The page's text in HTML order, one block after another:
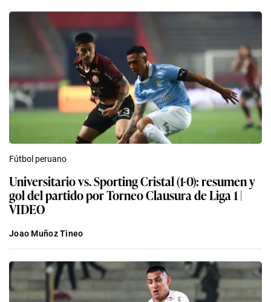
Fútbol peruano
Universitario vs. Sporting Cristal (1-0): resumen y
gol del partido por Torneo Clausura de Liga 1 |
VIDEO
Joao Muñoz Tineo